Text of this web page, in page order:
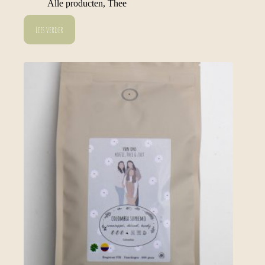
Alle producten, Thee
Lees verder